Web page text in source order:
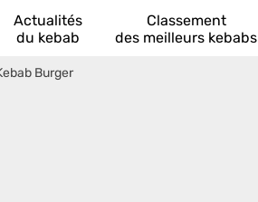
Actualités
du kebab
Classement
des meilleurs kebabs
Burger